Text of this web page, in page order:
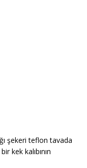
şekeri teflon tavada
kek kalıbının